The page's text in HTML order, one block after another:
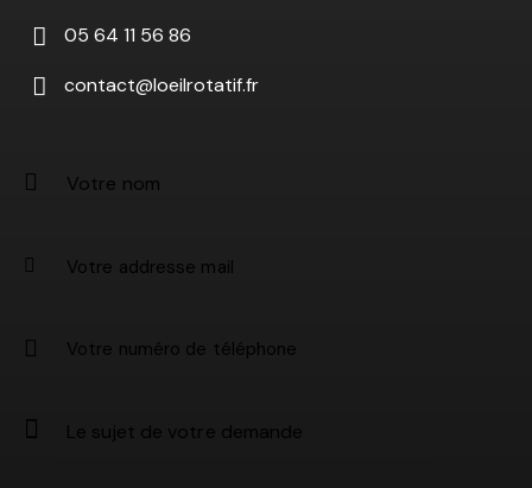
05 64 11 56 86
contact@loeilrotatif.fr